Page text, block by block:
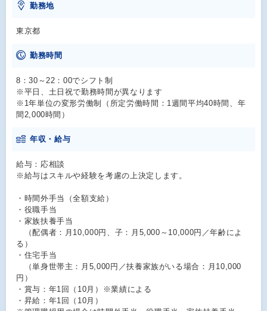
勤務地
東京都
勤務時間
8：30～22：00でシフト制
※平日、土日祝で勤務時間が異なります
※1年単位の変形労働制（所定労働時間：1週間平均40時間、年
間2,000時間）
年収・給与
給与：応相談
※給与はスキルや経験を考慮の上決定します。
・時間外手当（全額支給）
・役職手当
・家族扶養手当
（配偶者：月10,000円、子：月5,000～10,000円／年齢によ
る）
・住宅手当
（単身世帯主：月5,000円／扶養家族がいる場合：月10,000
円）
・賞与：年1回（10月）※業績による
・昇給：年1回（10月）